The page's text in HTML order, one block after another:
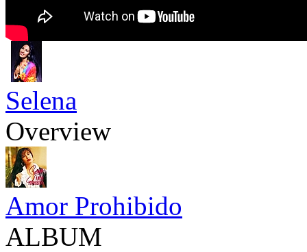
Selena
Overview
Amor Prohibido
ALBUM